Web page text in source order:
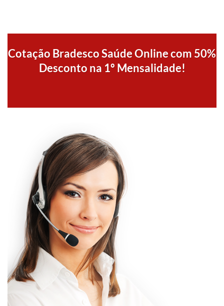
Cotação Bradesco Saúde Online com 50%
Desconto na 1º Mensalidade!